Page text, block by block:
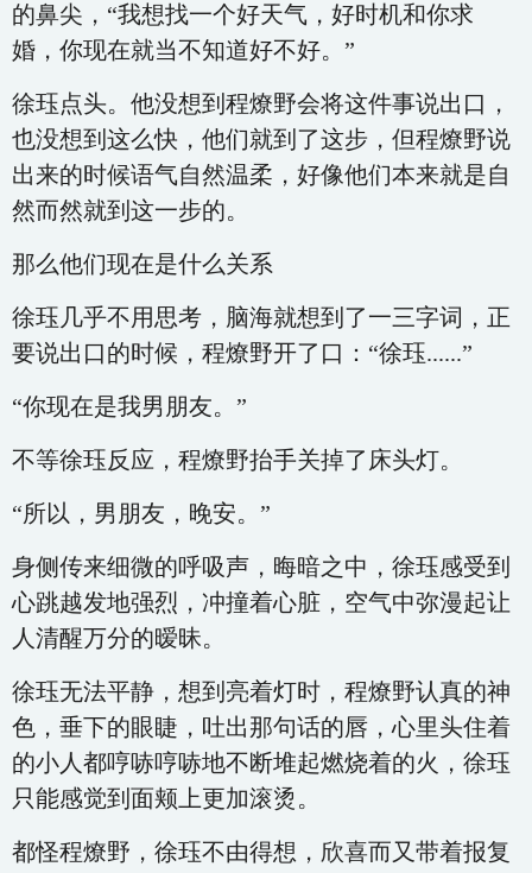
的鼻尖，“我想找一个好天气，好时机和你求
婚，你现在就当不知道好不好。”
徐珏点头。他没想到程燎野会将这件事说出口，
也没想到这么快，他们就到了这步，但程燎野说
出来的时候语气自然温柔，好像他们本来就是自
然而然就到这一步的。
那么他们现在是什么关系
徐珏几乎不用思考，脑海就想到了一三字词，正
要说出口的时候，程燎野开了口：“徐珏......”
“你现在是我男朋友。”
不等徐珏反应，程燎野抬手关掉了床头灯。
“所以，男朋友，晚安。”
身侧传来细微的呼吸声，晦暗之中，徐珏感受到
心跳越发地强烈，冲撞着心脏，空气中弥漫起让
人清醒万分的暧昧。
徐珏无法平静，想到亮着灯时，程燎野认真的神
色，垂下的眼睫，吐出那句话的唇，心里头住着
的小人都哼哧哼哧地不断堆起燃烧着的火，徐珏
只能感觉到面颊上更加滚烫。
都怪程燎野，徐珏不由得想，欣喜而又带着报复